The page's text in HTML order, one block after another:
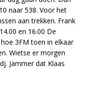
naar 538. Voor het
aan trekken. Frank
en 16.00 De
3FM toen in elkaar
Wietse er morgen
Jammer dat Klaas